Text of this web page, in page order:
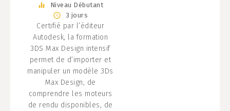
Niveau Débutant
3 jours
Certifié par l’éditeur
Autodesk, la formation
3DS Max Design intensif
permet de d’importer et
manipuler un modèle 3Ds
Max Design, de
comprendre les moteurs
de rendu disponibles, de